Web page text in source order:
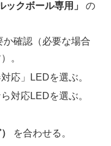
ックボール専用」
の
か確認（必要な場合
。
応」LEDを選ぶ。
対応LEDを選ぶ。
を合わせる。